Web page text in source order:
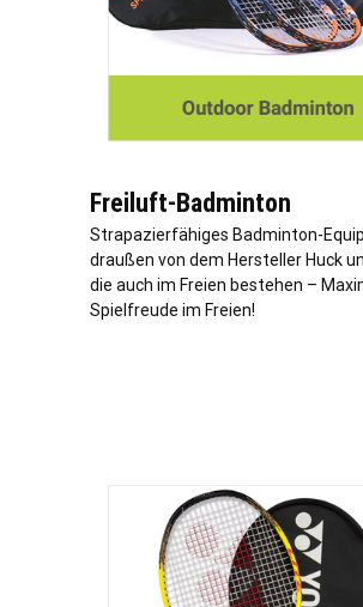
Freiluft-Badminton
Strapazierfähiges Badminton-
draußen von dem Hersteller Huck
die auch im Freien bestehen –
Spielfreude im Freien!